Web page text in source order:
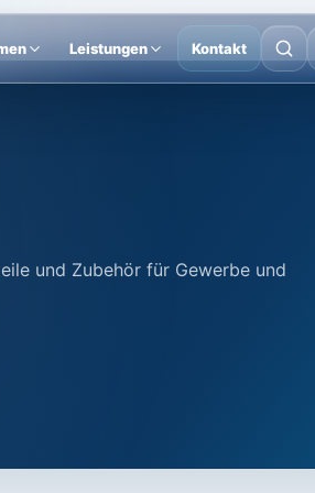
Leistungen Kontakt
und Zubehör für Gewerbe und